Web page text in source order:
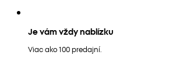
Je vám vždy nablízku
Viac ako 100 predajní.